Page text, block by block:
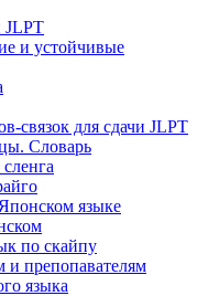
JLPT
и устойчивые
связок для сдачи JLPT
Словарь
языке
по скайпу
препопавателям
языка